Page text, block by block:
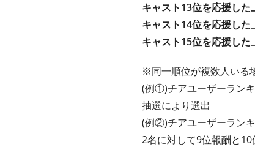
キャスト13位を応援した
キャスト14位を応援した
キャスト15位を応援した
※同一順位が複数人いる
(例①)チアユーザーラン
抽選により選出
(例②)チアユーザーラン
2名に対して9位報酬と